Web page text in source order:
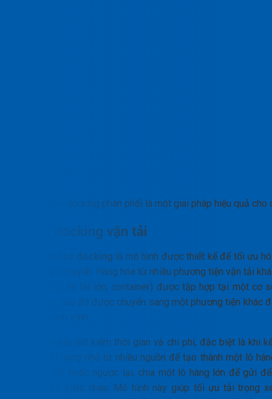
Cross docking phân phối là một giai pháp hiệu quả cho
Cross docking vận tải
cross docking là mô hình được thiết kế để tối ưu
lộ trình vận chuyển. Hàng hóa từ nhiều phương tiện vận tải
nhau (ví dụ: xe tải lớn, container) được tập hợp tại một cơ
trung gian, sau đó được chuyển sang một phương tiện khác
tiếp tục hành trình.
Điều này giúp tiết kiệm thời gian và chi phí, đặc biệt là khi
hợp các lô hàng nhỏ từ nhiều nguồn để tạo thành một lô
lớn, đầy đủ, hoặc ngược lại, chia một lô hàng lớn để gửi
nhiều điểm khác nhau. Mô hình này giúp tối ưu tải trọng